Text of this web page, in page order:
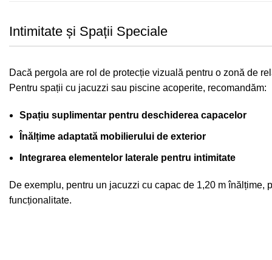
Intimitate și Spații Speciale
Dacă pergola are rol de protecție vizuală pentru o zonă de
Pentru spații cu jacuzzi sau piscine acoperite, recomandăm:
Spațiu suplimentar pentru deschiderea capacelor
Înălțime adaptată mobilierului de exterior
Integrarea elementelor laterale pentru intimitate
De exemplu, pentru un jacuzzi cu capac de 1,20 m
funcționalitate.